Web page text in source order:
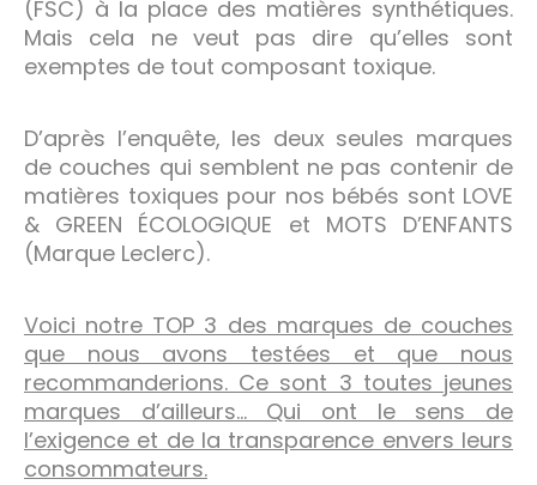
(FSC) à la place des matières synthétiques.
Mais cela ne veut pas dire qu’elles sont
exemptes de tout composant toxique.
D’après l’enquête, les deux seules marques
de couches qui semblent ne pas contenir de
matières toxiques pour nos bébés sont LOVE
& GREEN ÉCOLOGIQUE et MOTS D’ENFANTS
(Marque Leclerc).
Voici notre TOP 3 des marques de couches
que nous avons testées et que nous
recommanderions. Ce sont 3 toutes jeunes
marques d’ailleurs… Qui ont le sens de
l’exigence et de la transparence envers leurs
consommateurs.